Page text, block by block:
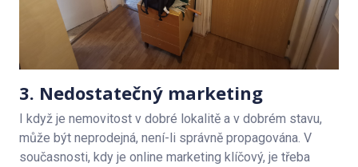
3. Nedostatečný marketing
I když je nemovitost v dobré lokalitě a v dobrém stavu,
může být neprodejná, není-li správně propagována. V
současnosti, kdy je online marketing klíčový, je třeba